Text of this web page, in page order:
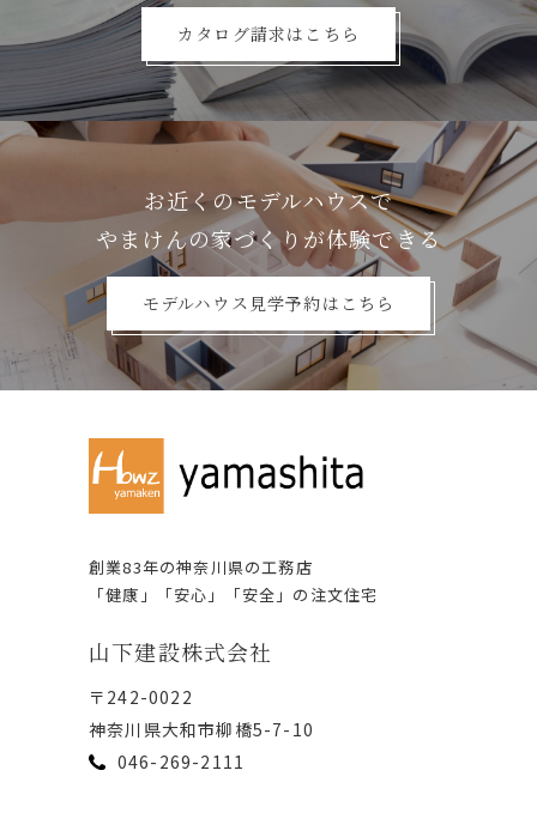
カタログ請求はこちら
お近くのモデルハウスで
やまけんの家づくりが体験できる
モデルハウス見学予約はこちら
創業83年の神奈川県の⼯務店
「健康」「安⼼」「安全」の注⽂住宅
⼭下建設株式会社
〒242-0022
神奈川県⼤和市柳橋5-7-10
046-269-2111